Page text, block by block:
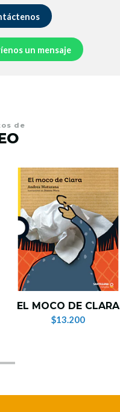
un mensaje
de
EL MOCO DE CLARA
$13.200